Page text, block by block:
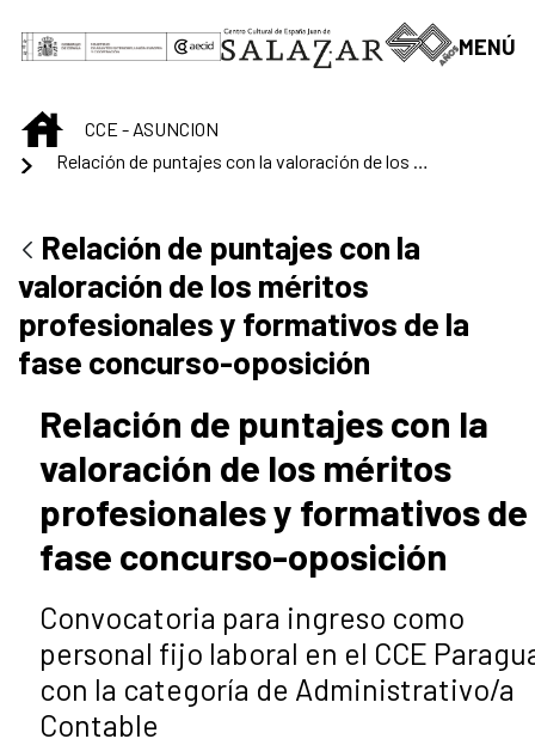
Saltar al contenido principal
MENÚ
INICIOCCE - ASUNCION
Relación de puntajes con la
valoración de los méritos
profesionales y formativos de la
fase concurso-oposición
Relación de puntajes con la
valoración de los méritos
profesionales y formativos de
fase concurso-oposición
Convocatoria para ingreso como
personal fijo laboral en el CCE
con la categoría de Administrativo/a
Contable